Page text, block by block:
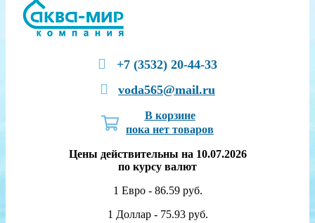
+7 (3532) 20-44-33
voda565@mail.ru
В корзине
пока нет товаров
Цены действительны на 10.07.2026
по курсу валют
1 Евро - 86.59 руб.
1 Доллар - 75.93 руб.